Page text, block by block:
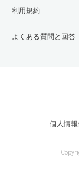
利用規約
よくある質問と回答
個人情